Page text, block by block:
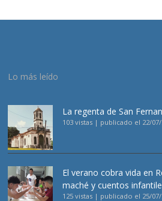
Lo más leído
La regenta de San
103 vistas | publicado el 22/07/
El verano cobra vida en
maché y cuentos
125 vistas | publicado el 25/07/